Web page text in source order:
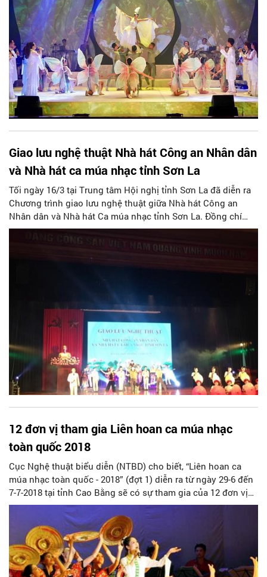
Giao lưu nghệ thuật Nhà hát Công an Nhân dân
và Nhà hát ca múa nhạc tỉnh Sơn La
Tối ngày 16/3 tại Trung tâm Hội nghị tỉnh Sơn La đã diễn ra
Chương trình giao lưu nghệ thuật giữa Nhà hát Công an
Nhân dân và Nhà hát Ca múa nhạc tỉnh Sơn La. Đồng chí
Tòng Thị Phóng - Ủy viên Bộ Chính trị, Phó Chủ tịch Thường
trực Quốc hội đã tới dự.
12 đơn vị tham gia Liên hoan ca múa nhạc
toàn quốc 2018
Cục Nghệ thuật biểu diễn (NTBD) cho biết, “Liên hoan ca
múa nhạc toàn quốc - 2018” (đợt 1) diễn ra từ ngày 29-6 đến
7-7-2018 tại tỉnh Cao Bằng sẽ có sự tham gia của 12 đơn vị
nghệ thuật.